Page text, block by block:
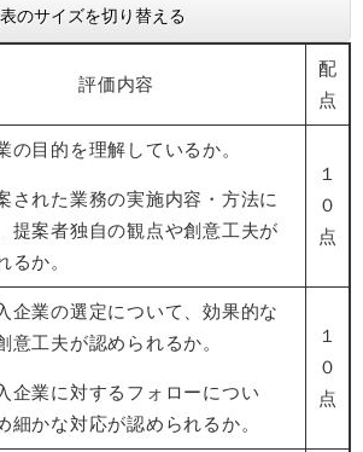
表のサイズを切り替える
評価内容
配
点
の目的を理解しているか。
された業務の実施内容・方法に
提案者独自の観点や創意工夫が
るか。
１
０
点
企業の選定について、効果的な
意工夫が認められるか。
企業に対するフォローについ
細かな対応が認められるか。
１
０
点